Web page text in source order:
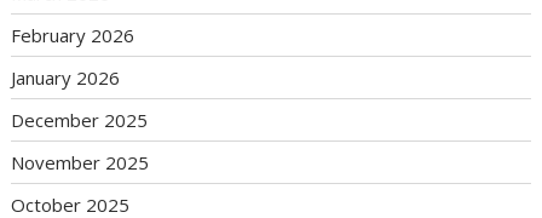
February 2026
January 2026
December 2025
November 2025
October 2025